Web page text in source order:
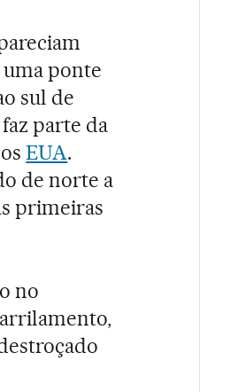
ponte
sul de
parte da
EUA.
de norte a
primeiras
no